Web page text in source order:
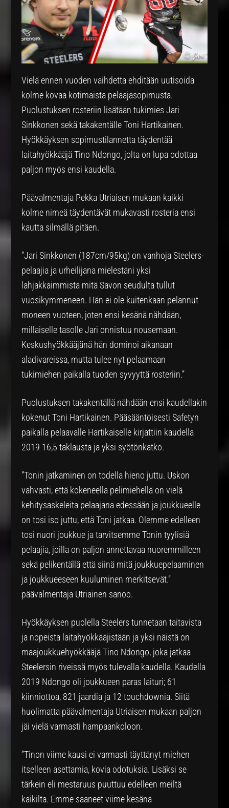
Vielä ennen vuoden vaihdetta ehditään uutisoida
kolme kovaa kotimaista pelaajasopimusta.
Puolustuksen rosteriin lisätään tukimies Jari
Sinkkonen sekä takakentälle Toni Hartikainen.
Hyökkäyksen sopimustilannetta täydentää
laitahyökkääjä Tino Ndongo, jolta on lupa odottaa
paljon myös ensi kaudella.
Päävalmentaja Pekka Utriaisen mukaan kaikki
kolme nimeä täydentävät mukavasti rosteria ensi
kautta silmällä pitäen.
”Jari Sinkkonen (187cm/95kg) on vanhoja Steelers-
pelaajia ja urheilijana mielestäni yksi
lahjakkaimmista mitä Savon seudulta tullut
vuosikymmeneen. Hän ei ole kuitenkaan pelannut
moneen vuoteen, joten ensi kesänä nähdään,
millaiselle tasolle Jari onnistuu nousemaan.
Keskushyökkääjänä hän dominoi aikanaan
aladivareissa, mutta tulee nyt pelaamaan
tukimiehen paikalla tuoden syvyyttä rosteriin.”
Puolustuksen takakentällä nähdään ensi kaudellakin
kokenut Toni Hartikainen. Pääsääntöisesti Safetyn
paikalla pelaavalle Hartikaiselle kirjattiin kaudella
2019 16,5 taklausta ja yksi syötönkatko.
”Tonin jatkaminen on todella hieno juttu. Uskon
vahvasti, että kokeneella pelimiehellä on vielä
kehitysaskeleita pelaajana edessään ja joukkueelle
on tosi iso juttu, että Toni jatkaa. Olemme edelleen
tosi nuori joukkue ja tarvitsemme Tonin tyylisiä
pelaajia, joilla on paljon annettavaa nuoremmilleen
sekä pelikentällä että siinä mitä joukkuepelaaminen
ja joukkueeseen kuuluminen merkitsevät.”
päävalmentaja Utriainen sanoo.
Hyökkäyksen puolella Steelers tunnetaan taitavista
ja nopeista laitahyökkääjistään ja yksi näistä on
maajoukkuehyökkääjä Tino Ndongo, joka jatkaa
Steelersin riveissä myös tulevalla kaudella. Kaudella
2019 Ndongo oli joukkueen paras laituri; 61
kiinniottoa, 821 jaardia ja 12 touchdownia. Siitä
huolimatta päävalmentaja Utriaisen mukaan paljon
jäi vielä varmasti hampaankoloon.
”Tinon viime kausi ei varmasti täyttänyt miehen
itselleen asettamia, kovia odotuksia. Lisäksi se
tärkein eli mestaruus puuttuu edelleen meiltä
kaikilta. Emme saaneet viime kesänä